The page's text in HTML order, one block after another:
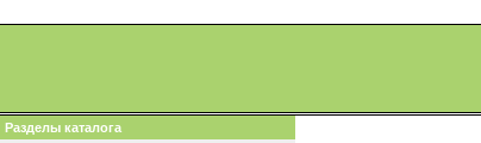
Разделы каталога